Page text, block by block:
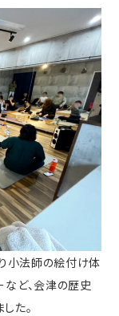
小法師の絵付け体
ど、会津の歴史
た。